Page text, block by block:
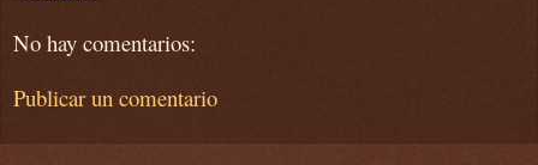
No hay comentarios:
Publicar un comentario